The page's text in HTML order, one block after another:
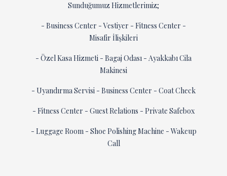
Sunduğumuz Hizmetlerimiz;
- Business Center - Vestiyer - Fitness Center -
Misafir İlişkileri
- Özel Kasa Hizmeti - Bagaj Odası - Ayakkabı Cila
Makinesi
- Uyandırma Servisi - Business Center - Coat Check
- Fitness Center - Guest Relations - Private Safebox
- Luggage Room - Shoe Polishing Machine - Wakeup
Call